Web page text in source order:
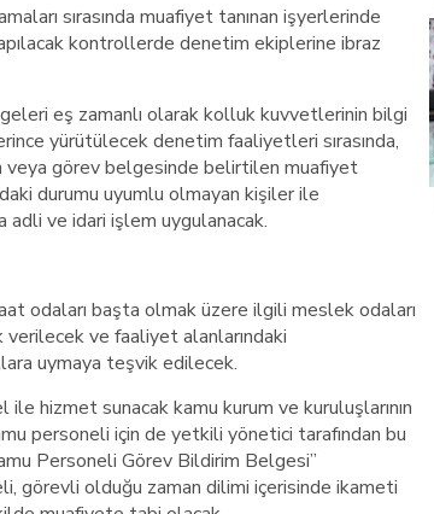
sırasında muafiyet tanınan işyerlerinde
kontrollerde denetim ekiplerine ibraz
eş zamanlı olarak kolluk kuvvetlerinin bilgi
yürütülecek denetim faaliyetleri sırasında,
görev belgesinde belirtilen muafiyet
durumu uyumlu olmayan kişiler ile
adli ve idari işlem uygulanacak.
odaları başta olmak üzere ilgili meslek odaları
verilecek ve faaliyet alanlarındaki
uymaya teşvik edilecek.
hizmet sunacak kamu kurum ve kuruluşlarının
personeli için de yetkili yönetici tarafından bu
Personeli Görev Bildirim Belgesi”
görevli olduğu zaman dilimi içerisinde ikameti